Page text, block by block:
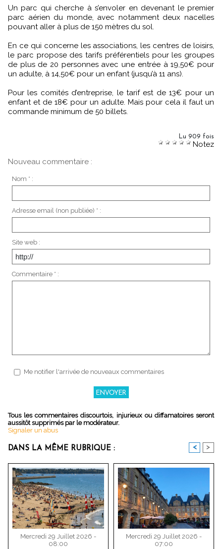
Un parc qui cherche à s’envoler en devenant le premier
parc aérien du monde, avec notamment deux nacelles
pouvant aller à plus de 150 mètres du sol.
En ce qui concerne les associations, les centres de loisirs,
le parc propose des tarifs préférentiels pour les groupes
de plus de 20 personnes avec une entrée à 19,50€ pour
un adulte, à 14,50€ pour un enfant (jusqu’à 11 ans).
Pour les comités d’entreprise, le tarif est de 13€ pour un
enfant et de 18€ pour un adulte. Mais pour cela il faut un
commande minimum de 50 billets.
Lu 909 fois
Notez
Nouveau commentaire :
Nom * :
Adresse email (non publiée) * :
Site web :
Commentaire * :
Me notifier l'arrivée de nouveaux commentaires
Tous les commentaires discourtois, injurieux ou diffamatoires seront
aussitôt supprimés par le modérateur.
Signaler un abus
DANS LA MÊME RUBRIQUE : < >
Mercredi 29 Juillet 2026 -
08:00
Mercredi 29 Juillet 2026 -
07:00